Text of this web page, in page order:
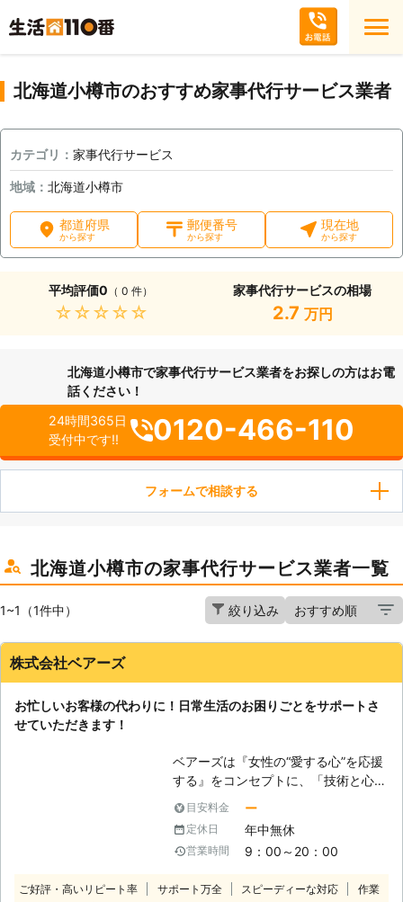
北海道小樽市のおすすめ家事代行サービス業者
カテゴリ： 家事代行サービス
地域： 北海道小樽市
都道府県
から探す
郵便番号
から探す
現在地
から探す
平均評価0 （ 0 件）
★★★★★
家事代行サービスの相場
2.7 万円
北海道小樽市で家事代行サービス業者をお探しの方はお電
話ください！
24時間365日
受付中です!!
0120-466-110
フォームで相談する
北海道小樽市の家事代行サービス業者一覧
1~1（1件中） 絞り込み
株式会社ベアーズ
お忙しいお客様の代わりに！日常生活のお困りごとをサポートさ
せていただきます！
ベアーズは『女性の“愛する心”を応援
する』をコンセプトに、「技術と心の
向上に対する教育の徹底」と「感謝と
笑顔」という2つの“こだわり”を企業
理念に掲げ、常に“お客様感動度
120%”を目指しております。 家事代行
ーとして、以下をお約束いたします。
目安料金 ー
定休日 年中無休
営業時間 9：00～20：00
ご好評・高いリピート率 サポート万全 スピーディーな対応
作業